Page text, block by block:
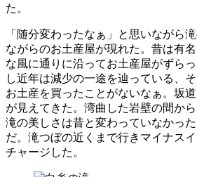
た。
「随分変わったなぁ」と思いながら
ながらのお土産屋が現れた。昔は有
な風に通りに沿ってお土産屋がずら
し近年は減少の一途を辿っている、
お土産を買ったことがないなぁ。坂
が見えてきた。湾曲した岩壁の間か
滝の美しさは昔と変わっていなかっ
だ。滝つぼの近くまで行きマイナス
チャージした。